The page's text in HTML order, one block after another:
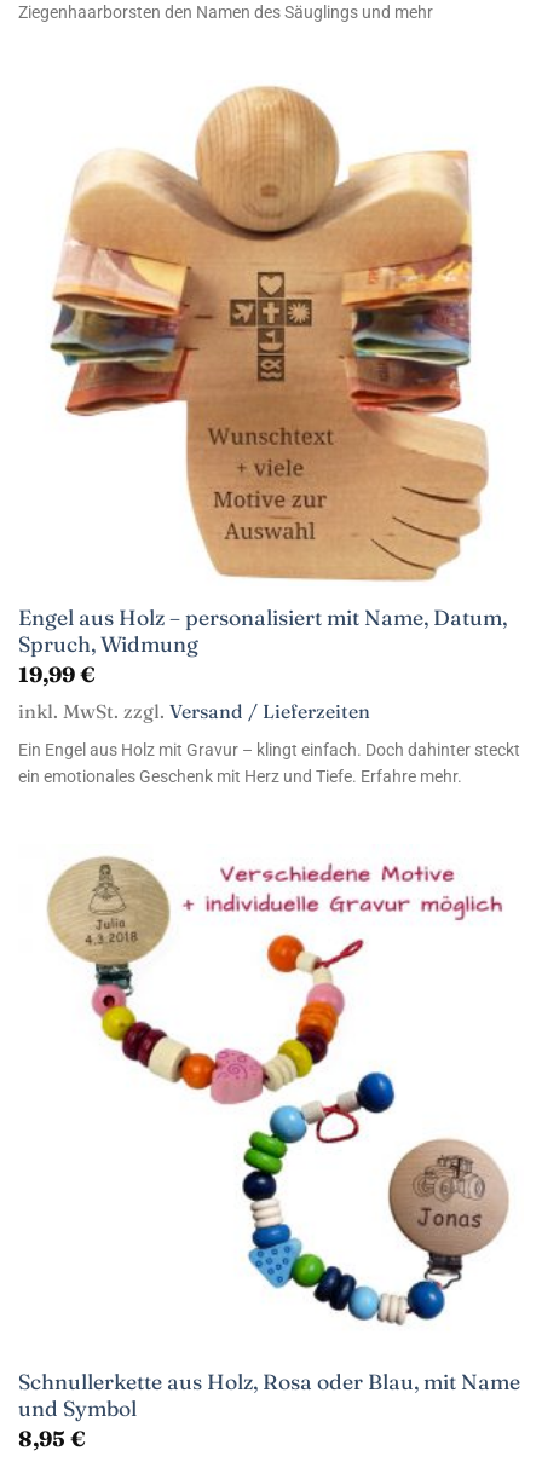
Ziegenhaarborsten den Namen des Säuglings und mehr
Engel aus Holz – personalisiert mit Name, Datum,
Spruch, Widmung
19,99€
inkl. MwSt. zzgl. Versand / Lieferzeiten
Ein Engel aus Holz mit Gravur – klingt einfach. Doch dahinter steckt
ein emotionales Geschenk mit Herz und Tiefe. Erfahre mehr.
Schnullerkette aus Holz, Rosa oder Blau, mit Name
und Symbol
8,95 €